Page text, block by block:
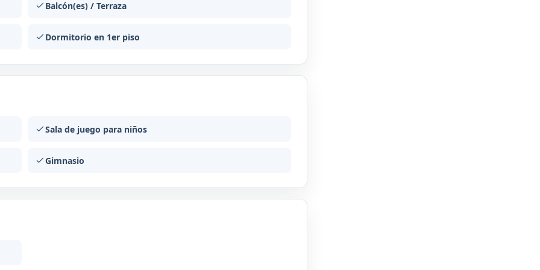
Balcón(es) / Terraza
Dormitorio en 1er piso
Sala de juego para niños
Gimnasio